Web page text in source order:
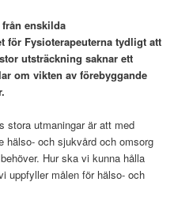
enskilda
för Fysioterapeuterna tydligt att
utsträckning saknar ett
om vikten av förebyggande
stora utmaningar är att med
hälso- och sjukvård och omsorg
Hur ska vi kunna hålla
uppfyller målen för hälso- och